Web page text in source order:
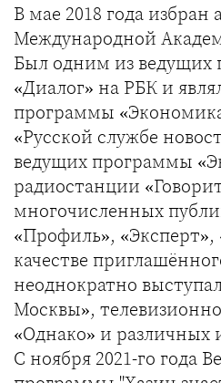
В мае 2018 года
Международной
Был одним из ведущих
«Диалог» на РБК и
программы
«Русской службе
ведущих программы
радиостанции
многочисленных
«Профиль»,
качестве
неоднократно
Москвы»,
«Однако» и различных
С ноября 2021-го года